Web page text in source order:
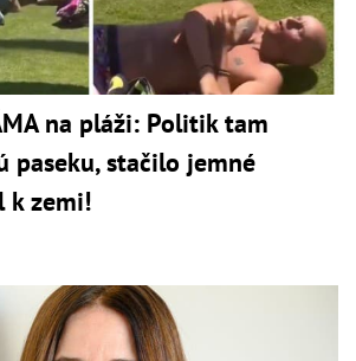
na pláži: Politik tam
paseku, stačilo jemné
k zemi!